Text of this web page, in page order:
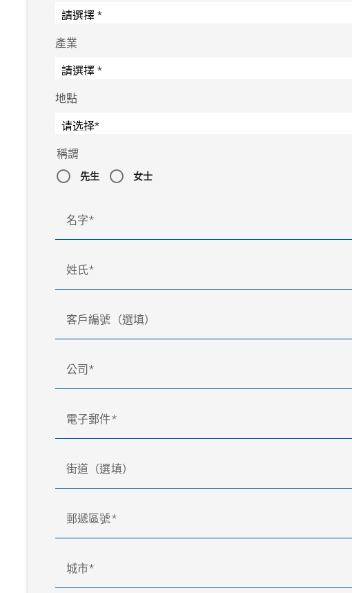
產業
地點
稱謂
先生 女士
名字
姓氏
客戶編號（選填）
公司
電子郵件
街道（選填）
郵遞區號
城市